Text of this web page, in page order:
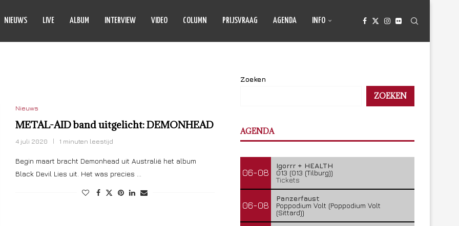
NIEUWS LIVE ALBUM INTERVIEW VIDEO COLUMN PRIJSVRAAG AGENDA INFO
Nieuws
METAL-AID band uitgelicht: DEMONHEAD
4 juli 2020 1 minuten leestijd
Begin maart bracht Demonhead uit Australië het album
Black Devil Lies uit. Het was precies …
Zoeken
ZOEKEN
AGENDA
06-08
Igorrr + HEALTH
013 (013 (Tilburg))
Tickets
06-08
Panzerfaust
Poppodium Volt (Poppodium Volt
(Sittard))